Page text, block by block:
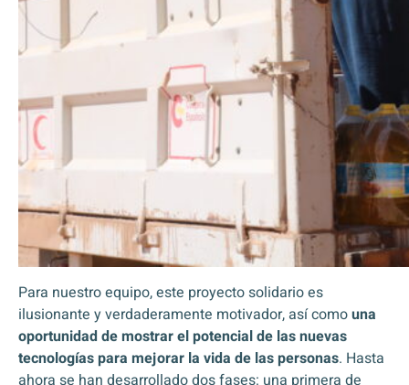
Para nuestro equipo, este proyecto solidario es
ilusionante y verdaderamente motivador, así comouna
oportunidad de mostrar el potencial de las nuevas
tecnologías para mejorar la vida de las personas. Hasta
ahora se han desarrollado dos fases: una primera de